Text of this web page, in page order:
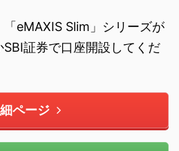
eMAXIS Slim」シリーズが
証券で口座開設してくだ
ページ